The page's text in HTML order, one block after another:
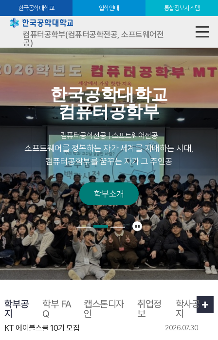
한국공학대학교 입학안내 통합정보시스템
컴퓨터공학부(컴퓨터공학전공, 소프트웨어전
공)
한국공학대학교
컴퓨터공학부
컴퓨터공학전공 | 소프트웨어전공
소프트웨어를 정복하는 자가 세계를 지배하는 시대,
컴퓨터공학부를 꿈꾸는 자가 그 주인공
학부소개
학부공
지
KT 에이블스쿨 10기 모집 2026.07.30
학부 FA
Q
캡스톤디자
인
취업정
보
학사공
지